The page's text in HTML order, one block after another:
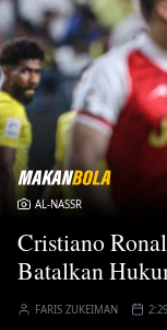
AL-NASSR
Cristiano
Batalkan
FARIS ZUKEIMAN